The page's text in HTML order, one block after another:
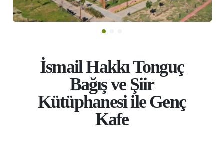
İsmail Hakkı Tonguç
Bağış ve Şiir
Kütüphanesi ile Genç
Kafe